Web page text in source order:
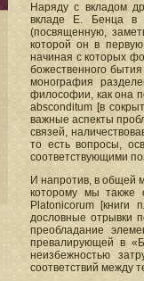
Наряду с вкладом
вкладе E. Бенца в
(посвященную,
которой он в
начиная с которых
божественного
монография
философии, как она
absconditum [в
важные аспекты
связей,
то есть вопросы,
соответствующими
И напротив, в общей
которому мы также
Platonicorum [книги
дословные отрывки
преобладание
превалирующей в
неизбежностью
соответствий между